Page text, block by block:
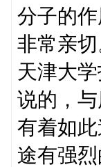
分子的
非常亲
天津大
说的，
有着如
途有强